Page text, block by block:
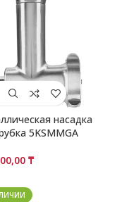
насадка
5KSMMGA
₸